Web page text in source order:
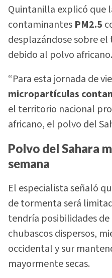
Quintanilla explicó que
contaminantes PM2.5
desplazándose sobre
debido al polvo africano.
“Para esta jornada de
micropartículas
el territorio nacional
africano, el polvo del
Polvo del Sahara
semana
El especialista señaló
de tormenta será
tendría posibilidades
chubascos dispersos,
occidental y sur
mayormente secas.